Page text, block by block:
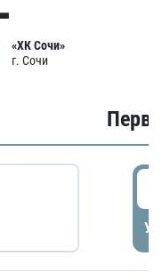
«ХК Сочи»
г. Сочи